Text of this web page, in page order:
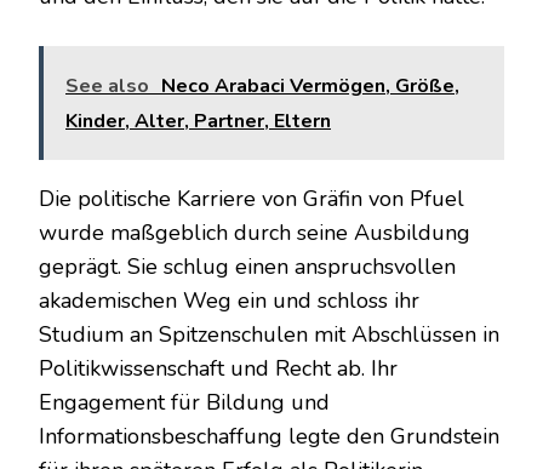
See also Neco Arabaci Vermögen, Größe,
Kinder, Alter, Partner, Eltern
Die politische Karriere von Gräfin von Pfuel
wurde maßgeblich durch seine Ausbildung
geprägt. Sie schlug einen anspruchsvollen
akademischen Weg ein und schloss ihr
Studium an Spitzenschulen mit Abschlüssen in
Politikwissenschaft und Recht ab. Ihr
Engagement für Bildung und
Informationsbeschaffung legte den Grundstein